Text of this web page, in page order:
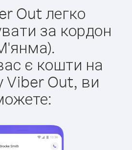
Out легко
за кордон
є кошти на
Viber Out, ви